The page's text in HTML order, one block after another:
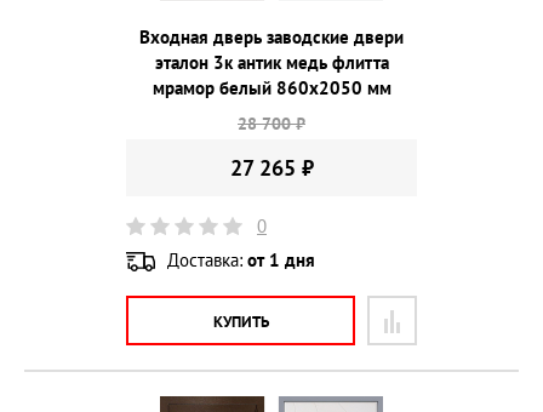
Входная дверь заводские двери
эталон 3к антик медь флитта
мрамор белый 860х2050 мм
28 700 ₽
27 265 ₽
0
Доставка: от 1 дня
КУПИТЬ